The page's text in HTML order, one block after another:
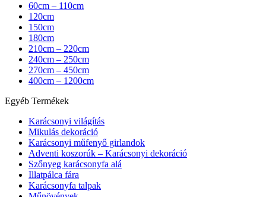
60cm – 110cm
120cm
150cm
180cm
210cm – 220cm
240cm – 250cm
270cm – 450cm
400cm – 1200cm
Egyéb Termékek
Karácsonyi világítás
Mikulás dekoráció
Karácsonyi műfenyő girlandok
Adventi koszorúk – Karácsonyi dekoráció
Szőnyeg karácsonyfa alá
Illatpálca fára
Karácsonyfa talpak